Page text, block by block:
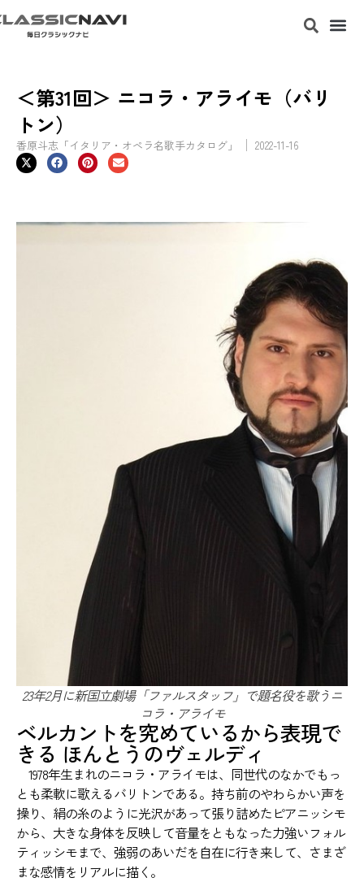
＜第31回＞ ニコラ・アライモ（バリ
トン）
香原斗志「イタリア・オペラ名歌手カタログ」 2022-11-16
23年2月に新国立劇場「ファルスタッフ」で題名役を歌うニ
コラ・アライモ
ベルカントを究めているから表現で
きる ほんとうのヴェルディ
1978年生まれのニコラ・アライモは、同世代のなかでもっ
とも柔軟に歌えるバリトンである。持ち前のやわらかい声を
操り、絹の糸のように光沢があって張り詰めたピアニッシモ
から、大きな身体を反映して音量をともなった力強いフォル
ティッシモまで、強弱のあいだを自在に行き来して、さまざ
まな感情をリアルに描く。